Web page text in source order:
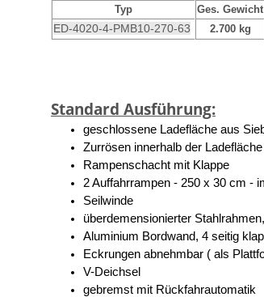
Typ Ges. Gewicht
ED-4020-4-PMB10-270-63 2.700 kg
Standard Ausführung:
geschlossene Ladefläche aus
Zurrösen innerhalb der
Rampenschacht mit Klappe
2 Auffahrrampen - 250 x 30 cm -
Seilwinde
überdemensionierter
Aluminium Bordwand, 4 seitig
Eckrungen abnehmbar ( als
V-Deichsel
gebremst mit Rückfahrautomatik